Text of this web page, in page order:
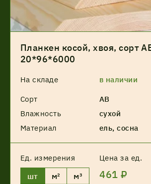
Планкен косой, хвоя, сорт
20*96*6000
На складе в наличии
Сорт
АВ
Влажность
сухой
Материал
ель, сосна
Ед. измерения Цена за ед.
шт м² м³ 461 ₽